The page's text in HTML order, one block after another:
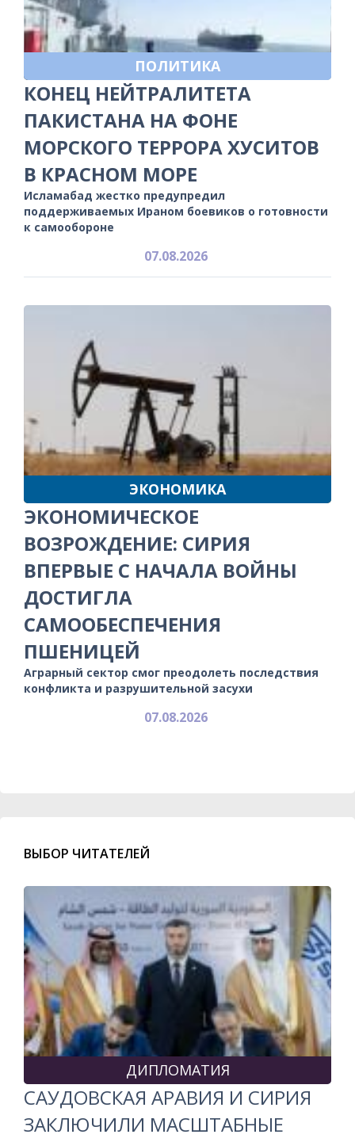
ПОЛИТИКА
КОНЕЦ НЕЙТРАЛИТЕТА
ПАКИСТАНА НА ФОНЕ
МОРСКОГО ТЕРРОРА ХУСИТОВ
В КРАСНОМ МОРЕ
Исламабад жестко предупредил
поддерживаемых Ираном боевиков о готовности
к самообороне
07.08.2026
ЭКОНОМИКА
ЭКОНОМИЧЕСКОЕ
ВОЗРОЖДЕНИЕ: СИРИЯ
ВПЕРВЫЕ С НАЧАЛА ВОЙНЫ
ДОСТИГЛА
САМООБЕСПЕЧЕНИЯ
ПШЕНИЦЕЙ
Аграрный сектор смог преодолеть последствия
конфликта и разрушительной засухи
07.08.2026
ВЫБОР ЧИТАТЕЛЕЙ
ДИПЛОМАТИЯ
САУДОВСКАЯ АРАВИЯ И СИРИЯ
ЗАКЛЮЧИЛИ МАСШТАБНЫЕ